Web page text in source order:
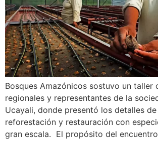
Bosques Amazónicos sostuvo un taller
regionales y representantes de la
Ucayali, donde presentó los detalles
reforestación y restauración con
gran escala. El propósito del